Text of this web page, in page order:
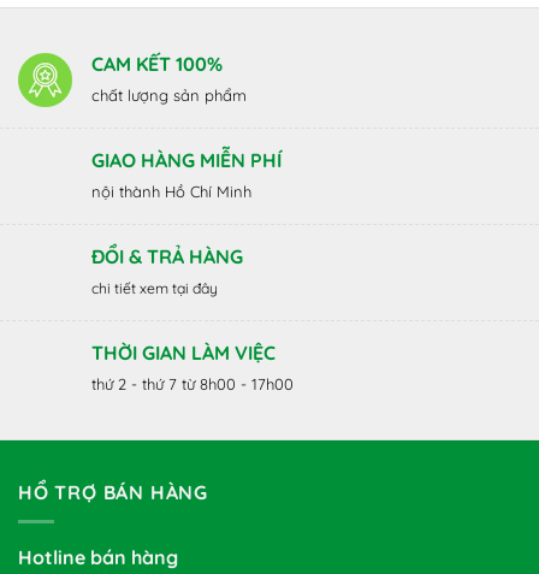
CAM KẾT 100%
chất lượng sản phẩm
GIAO HÀNG MIỄN PHÍ
nội thành Hồ Chí Minh
ĐỔI & TRẢ HÀNG
chi tiết xem tại đây
THỜI GIAN LÀM VIỆC
thứ 2 - thứ 7 từ 8h00 - 17h00
HỔ TRỢ BÁN HÀNG
Hotline bán hàng